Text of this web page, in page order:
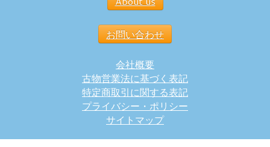
お問い合わせ
会社概要
古物営業法に基づく表記
特定商取引に関する表記
プライバシー・ポリシー
サイトマップ